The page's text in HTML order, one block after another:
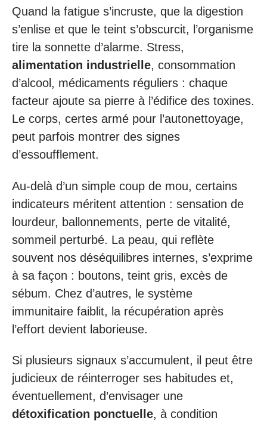
Quand la fatigue s’incruste, que la digestion
s’enlise et que le teint s’obscurcit, l’organisme
tire la sonnette d’alarme. Stress,
alimentation industrielle, consommation
d’alcool, médicaments réguliers : chaque
facteur ajoute sa pierre à l’édifice des toxines.
Le corps, certes armé pour l’autonettoyage,
peut parfois montrer des signes
d’essoufflement.
Au-delà d’un simple coup de mou, certains
indicateurs méritent attention : sensation de
lourdeur, ballonnements, perte de vitalité,
sommeil perturbé. La peau, qui reflète
souvent nos déséquilibres internes, s’exprime
à sa façon : boutons, teint gris, excès de
sébum. Chez d’autres, le système
immunitaire faiblit, la récupération après
l’effort devient laborieuse.
Si plusieurs signaux s’accumulent, il peut être
judicieux de réinterroger ses habitudes et,
éventuellement, d’envisager une
détoxification ponctuelle, à condition